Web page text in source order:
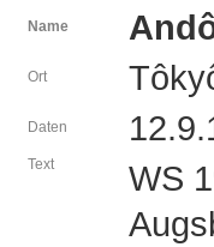
Name
Ort
Daten
Text
WS